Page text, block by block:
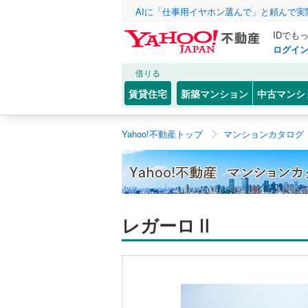
AIに「仕事用イヤホン選んで」と頼んで
IDでも
ログイン
借りる
賃貸住宅 新築マンション 中古マンシ
Yahoo!不動産トップ マンションカタログ
レガーロⅡ